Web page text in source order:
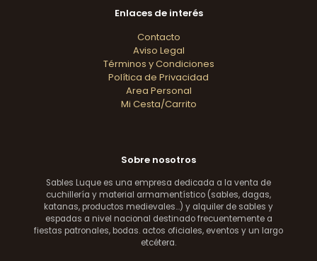
Enlaces de interés
Contacto
Aviso Legal
Términos y Condiciones
Política de Privacidad
Area Personal
Mi Cesta/Carrito
Sobre nosotros
Sables Luque es una empresa dedicada a la venta de
cuchillería y material armamentístico (sables, dagas,
katanas, productos medievales...) y alquiler de sables y
espadas a nivel nacional destinado frecuentemente a
fiestas patronales, bodas. actos oficiales, eventos y un largo
etcétera.